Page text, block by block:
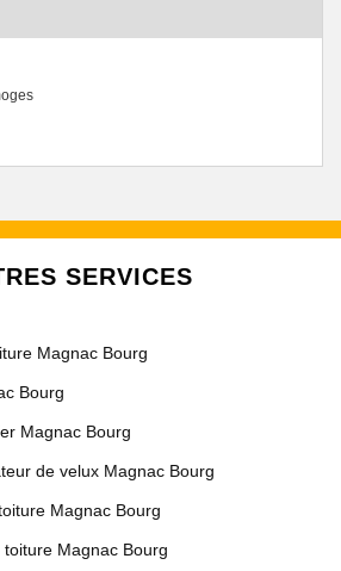
SERVICES
Magnac Bourg
Bourg
Magnac Bourg
de velux Magnac Bourg
Magnac Bourg
Magnac Bourg